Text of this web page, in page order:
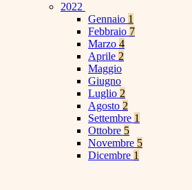
2022
Gennaio 1
Febbraio 7
Marzo 4
Aprile 2
Maggio
Giugno
Luglio 2
Agosto 2
Settembre 1
Ottobre 5
Novembre 5
Dicembre 1